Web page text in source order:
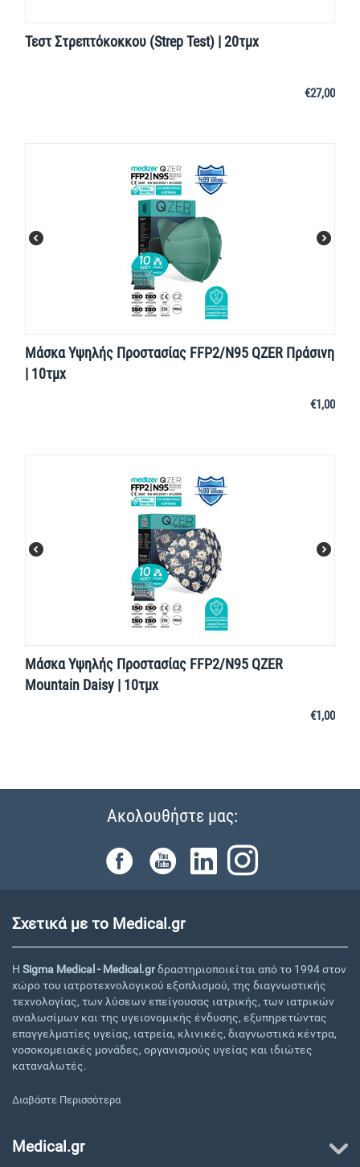
Τεστ Στρεπτόκοκκου (Strep Test) | 20τμχ
€27,00
Μάσκα Υψηλής Προστασίας FFP2/N95 QZER Πράσινη
| 10τμχ
€1,00
Μάσκα Υψηλής Προστασίας FFP2/N95 QZER
Mountain Daisy | 10τμχ
€1,00
Ακολουθήστε μας:
Σχετικά με το Medical.gr
Η Sigma Medical - Medical.grδραστηριοποιείται από το 1994 στον
χώρο του ιατροτεχνολογικού εξοπλισμού, της διαγνωστικής
τεχνολογίας, των λύσεων επείγουσας ιατρικής, των ιατρικών
αναλωσίμων και της υγειονομικής ένδυσης, εξυπηρετώντας
επαγγελματίες υγείας, ιατρεία, κλινικές, διαγνωστικά κέντρα,
νοσοκομειακές μονάδες, οργανισμούς υγείας και ιδιώτες
καταναλωτές.
Διαβάστε Περισσότερα
Medical.gr